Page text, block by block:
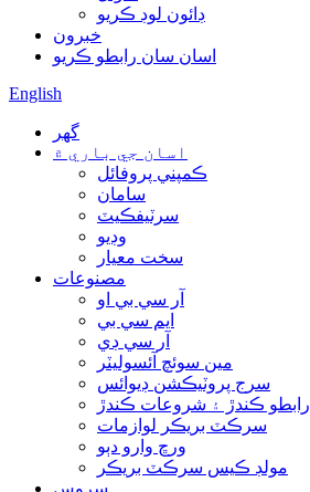
ڊائون لوڊ ڪريو
خبرون
اسان سان رابطو ڪريو
English
گھر
اسان جي باري ۾
ڪمپني پروفائل
سامان
سرٽيفڪيٽ
وڊيو
سخت معيار
مصنوعات
آر سي بي او
ايم سي بي
آر سي ڊي
مين سوئچ آئسوليٽر
سرج پروٽيڪشن ڊيوائس
رابطو ڪندڙ ۽ شروعات ڪندڙ
سرڪٽ بريڪر لوازمات
ورڇ وارو دٻو
مولڊ ڪيس سرڪٽ بريڪر
سروس